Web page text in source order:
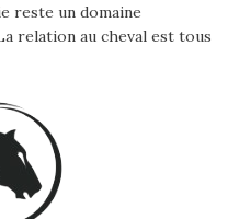
reste un domaine
relation au cheval est tous